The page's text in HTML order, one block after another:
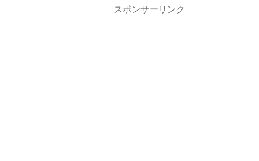
スポンサーリンク